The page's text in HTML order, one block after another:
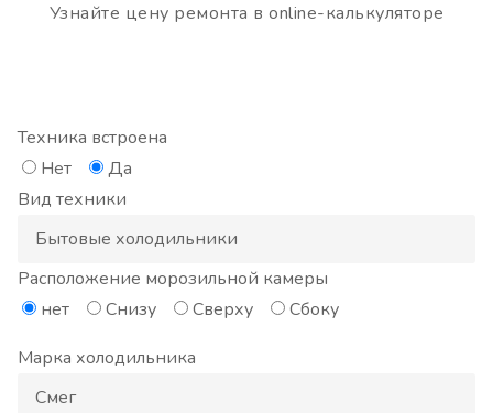
Узнайте цену ремонта в online-калькуляторе
Техника встроена
Нет
Да
Вид техники
Расположение морозильной камеры
нет
Снизу Сверху
Сбоку
Марка холодильника